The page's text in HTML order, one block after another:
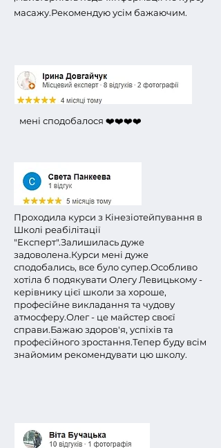
масажу.Рекомендую усім бажаючим.
мені сподобалося ❤️❤️❤️❤️
Проходила курси з Кінезіотейпування в
Школі реабілітації
"Експерт".Залишилась дуже
задоволена.Курси мені дуже
сподобались, все було супер.Особливо
хотіла б подякувати Олегу Левицькому -
керівнику цієї школи за хороше,
професійне викладання та чудову
атмосферу.Олег - це майстер своєї
справи.Бажаю здоров'я, успіхів та
професійного зростання.Тепер буду всім
знайомим рекомендувати цю школу.